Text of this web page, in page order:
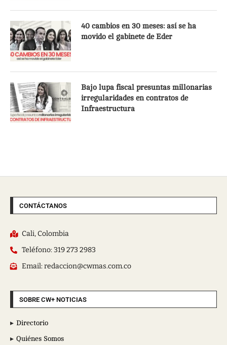
40 cambios en 30 meses: así se ha
movido el gabinete de Eder
Bajo lupa fiscal presuntas millonarias
irregularidades en contratos de
Infraestructura
CONTÁCTANOS
Cali, Colombia
Teléfono: 319 273 2983
Email: redaccion@cwmas.com.co
SOBRE CW+ NOTICIAS
Directorio
Quiénes Somos